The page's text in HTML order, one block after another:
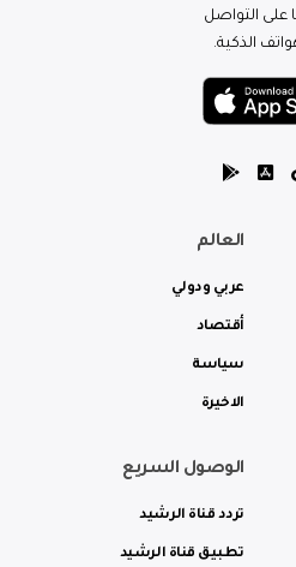
على التواصل
الذكية.
العالم
عربي ودولي
أقتصاد
سياسة
الاخيرة
الوصول السريع
تردد قناة الرشيد
تطبيق قناة الرشيد